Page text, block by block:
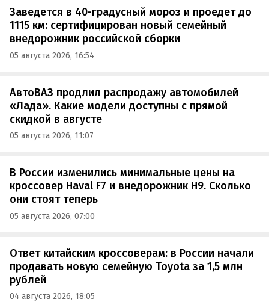
Заведется в 40-градусный мороз и проедет до
1115 км: сертифицирован новый семейный
внедорожник российской сборки
05 августа 2026, 16:54
АвтоВАЗ продлил распродажу автомобилей
«Лада». Какие модели доступны с прямой
скидкой в августе
05 августа 2026, 11:07
В России изменились минимальные цены на
кроссовер Haval F7 и внедорожник H9. Сколько
они стоят теперь
05 августа 2026, 07:00
Ответ китайским кроссоверам: в России начали
продавать новую семейную Toyota за 1,5 млн
рублей
04 августа 2026, 18:05